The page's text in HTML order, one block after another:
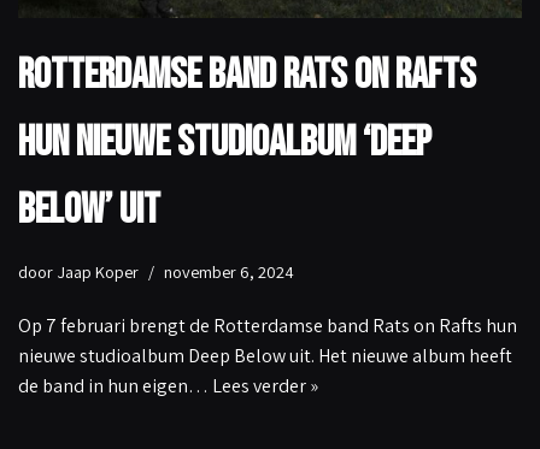
Rotterdamse band Rats on Rafts
hun nieuwe studioalbum ‘Deep
Below’ uit
door Jaap Koper november 6, 2024
Op 7 februari brengt de Rotterdamse band Rats on Rafts hun
nieuwe studioalbum Deep Below uit. Het nieuwe album heeft
de band in hun eigen… Lees verder »